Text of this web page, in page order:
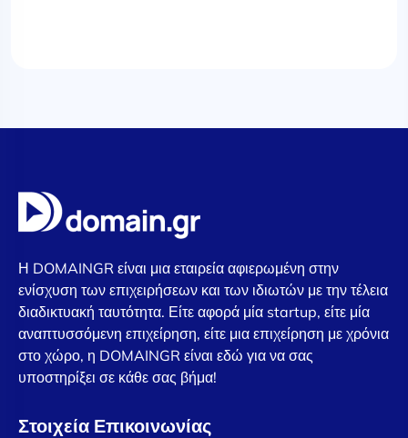
Η DOMAINGR είναι μια εταιρεία αφιερωμένη στην
ενίσχυση των επιχειρήσεων και των ιδιωτών με την τέλεια
διαδικτυακή ταυτότητα. Είτε αφορά μία startup, είτε μία
αναπτυσσόμενη επιχείρηση, είτε μια επιχείρηση με χρόνια
στο χώρο, η DOMAINGR είναι εδώ για να σας
υποστηρίξει σε κάθε σας βήμα!
Στοιχεία Επικοινωνίας